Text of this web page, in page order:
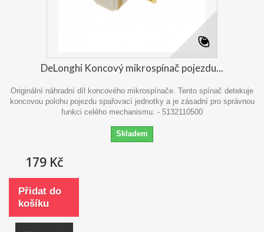
DeLonghi Koncový mikrospínač pojezdu...
Originální náhradní díl koncového mikrospínače. Tento spínač detekuje
koncovou polohu pojezdu spařovací jednotky a je zásadní pro správnou
funkci celého mechanismu. - 5132110500
Skladem
179 Kč
Přidat do
košíku